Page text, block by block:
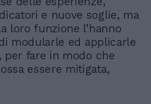
e nuove soglie, ma
loro funzione l’hanno
modularle ed applicarle
per fare in modo che
essere mitigata,